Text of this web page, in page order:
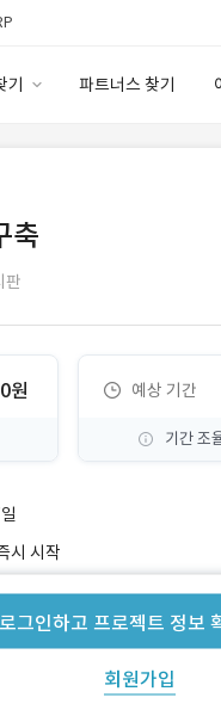
기 파트너스 찾기
축
판
원 예상 기간
기간 조
로그인하고 프로젝트 정보
회원가입
시 시작